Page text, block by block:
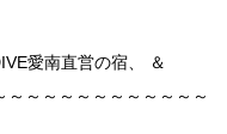
愛南直営の宿、 ＆
～～～～～～～～～～～